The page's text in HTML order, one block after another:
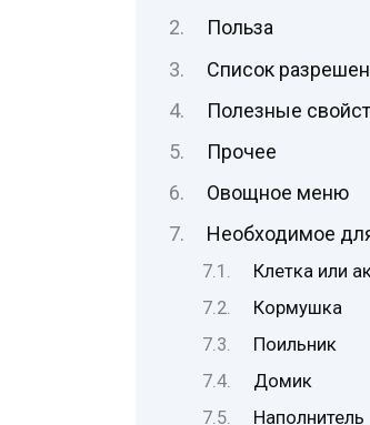
Польза
Список
Полезные
Прочее
Овощное меню
Необходимое
Клетка или
Кормушка
Поильник
Домик
Наполнитель